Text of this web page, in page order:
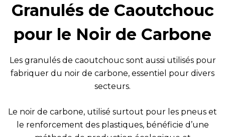
Granulés de Caoutchouc
pour le Noir de Carbone
Les granulés de caoutchouc sont aussi utilisés pour
fabriquer du noir de carbone, essentiel pour divers
secteurs.
Le noir de carbone, utilisé surtout pour les pneus et
le renforcement des plastiques, bénéficie d’une